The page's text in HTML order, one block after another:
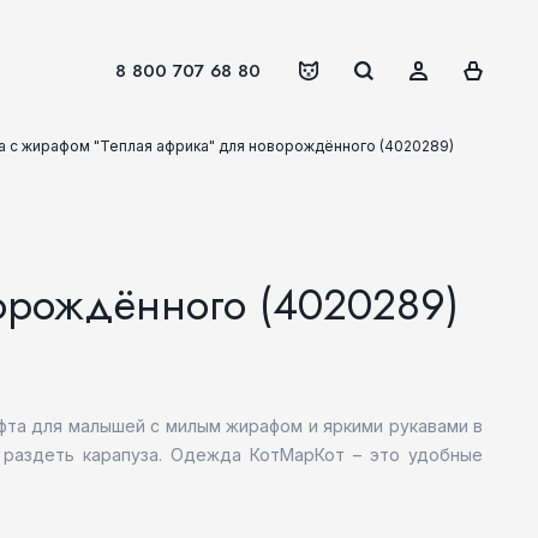
8 800 707 68 80
с жирафом "Теплая африка" для новорождённого (4020289)
(4020289)
для малышей с милым жирафом и яркими рукавами в
карапуза. Одежда КотМарКот – это удобные